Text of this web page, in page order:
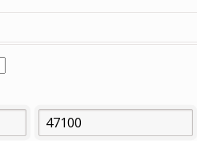
Максимальная